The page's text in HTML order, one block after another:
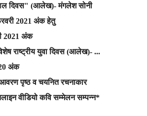
दिवस" (आलेख)- मंगलेश सोनी
2021 अंक हेतु
2021 अंक
राष्ट्रीय युवा दिवस (आलेख)- ...
अंक
पृष्ठ व चयनित रचनाकार
वीडियो कवि सम्मेलन सम्पन्न*